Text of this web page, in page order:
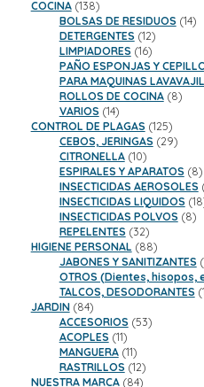
COCINA 138138
productos
BOLSAS DE RESIDUOS 1414
DETERGENTES 1212
productos
LIMPIADORES 1616
productos
PAÑO ESPONJAS Y
PARA MAQUINAS
ROLLOS DE COCINA 88
VARIOS 1414
productos
CONTROL DE PLAGAS 125125
CEBOS, JERINGAS 2929
CITRONELLA 1010
productos
ESPIRALES Y APARATOS 88
INSECTICIDAS AEROSOLES
INSECTICIDAS LIQUIDOS 18
INSECTICIDAS POLVOS 88
REPELENTES 3232
productos
HIGIENE PERSONAL 8888
productos
JABONES Y SANITIZANTES
OTROS (Dientes, hisopos,
TALCOS, DESODORANTES
JARDIN 8484
productos
ACCESORIOS 5353
ACOPLES 1111
productos
MANGUERA 1111
productos
RASTRILLOS 1212
productos
NUESTRA MARCA 8484